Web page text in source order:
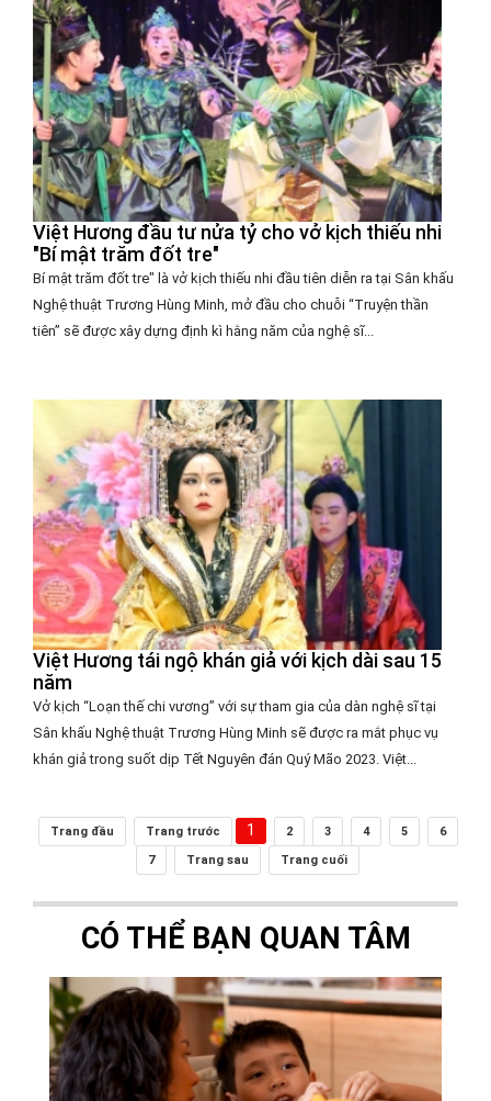
Việt Hương đầu tư nửa tỷ cho vở kịch thiếu nhi
"Bí mật trăm đốt tre"
Bí mật trăm đốt tre" là vở kịch thiếu nhi đầu tiên diễn ra tại Sân khấu
Nghệ thuật Trương Hùng Minh, mở đầu cho chuỗi “Truyện thần
tiên” sẽ được xây dựng định kì hằng năm của nghệ sĩ...
Việt Hương tái ngộ khán giả với kịch dài sau 15
năm
Vở kịch “Loạn thế chi vương” với sự tham gia của dàn nghệ sĩ tại
Sân khấu Nghệ thuật Trương Hùng Minh sẽ được ra mắt phục vụ
khán giả trong suốt dịp Tết Nguyên đán Quý Mão 2023. Việt...
Trang đầu Trang trước 1 2 3 4 5
6
7
Trang sau Trang cuối
CÓ THỂ BẠN QUAN TÂM